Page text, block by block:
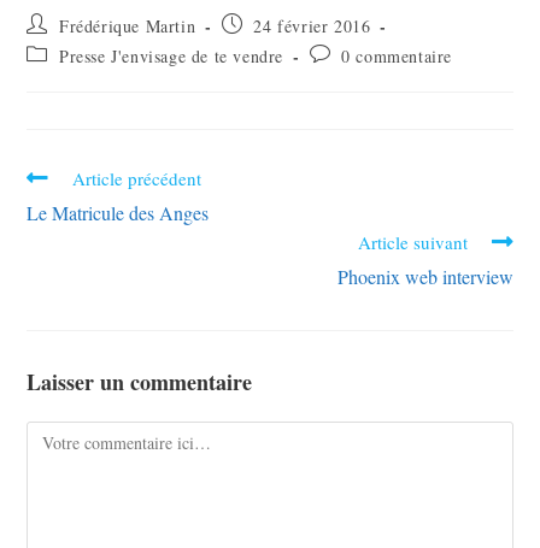
Frédérique Martin
24 février 2016
Presse J'envisage de te vendre
0 commentaire
Article précédent
Le Matricule des Anges
Article suivant
Phoenix web interview
Laisser un commentaire